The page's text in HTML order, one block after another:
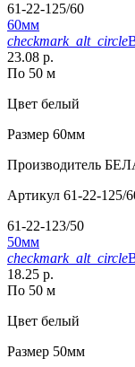
61-22-125/60
60мм
checkmark_alt_circle
23.08 р.
По 50 м
Цвет белый
Размер 60мм
Производитель
Артикул 61-22-125/
61-22-123/50
50мм
checkmark_alt_circle
18.25 р.
По 50 м
Цвет белый
Размер 50мм